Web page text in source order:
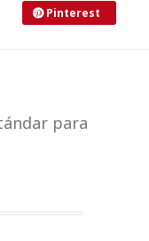
Pinterest
para